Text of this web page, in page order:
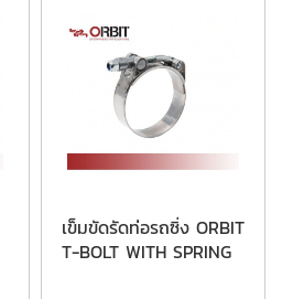
เข็มขัดรัดท่อรถซิ่ง ORBIT
T-BOLT WITH SPRING